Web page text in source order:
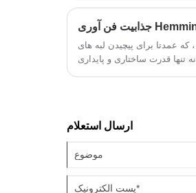
عمدتا برای پیچیدن لبه های
تنها قدرت ساختاری و پایداری
ارسال استعلام